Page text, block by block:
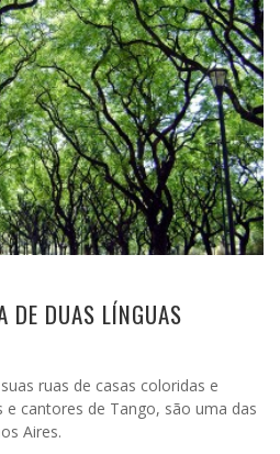
DE DUAS LÍNGUAS
ruas de casas coloridas e
cantores de Tango, são uma das
Aires.